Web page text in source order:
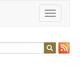
Toggle
navigation